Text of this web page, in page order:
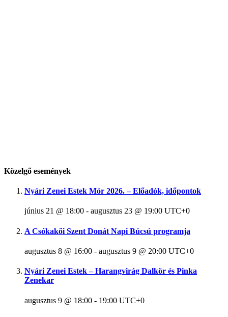
Közelgő események
Nyári Zenei Estek Mór 2026. – Előadók, időpontok
június 21 @ 18:00 - augusztus 23 @ 19:00 UTC+0
A Csókakői Szent Donát Napi Búcsú programja
augusztus 8 @ 16:00 - augusztus 9 @ 20:00 UTC+0
Nyári Zenei Estek – Harangvirág Dalkör és Pinka
Zenekar
augusztus 9 @ 18:00 - 19:00 UTC+0